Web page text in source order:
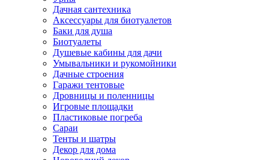
Дачная сантехника
Аксессуары для биотуалетов
Баки для душа
Биотуалеты
Душевые кабины для дачи
Умывальники и рукомойники
Дачные строения
Гаражи тентовые
Дровницы и поленницы
Игровые площадки
Пластиковые погреба
Сараи
Тенты и шатры
Декор для дома